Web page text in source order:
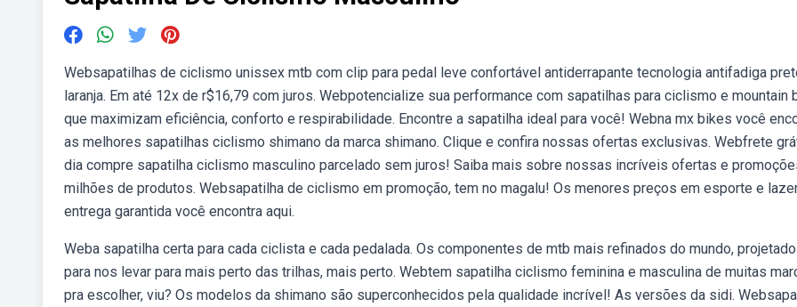
Websapatilhas de ciclismo unissex mtb com clip para pedal leve confortável antiderrapante tecnologia antifadiga
laranja. Em até 12x de r$16,79 com juros. Webpotencialize sua performance com sapatilhas para ciclismo e mountain
que maximizam eficiência, conforto e respirabilidade. Encontre a sapatilha ideal para você! Webna mx bikes você
as melhores sapatilhas ciclismo shimano da marca shimano. Clique e confira nossas ofertas exclusivas. Webfrete
dia compre sapatilha ciclismo masculino parcelado sem juros! Saiba mais sobre nossas incríveis ofertas e
milhões de produtos. Websapatilha de ciclismo em promoção, tem no magalu! Os menores preços em esporte e
entrega garantida você encontra aqui.
Weba sapatilha certa para cada ciclista e cada pedalada. Os componentes de mtb mais refinados do mundo,
para nos levar para mais perto das trilhas, mais perto. Webtem sapatilha ciclismo feminina e masculina de muitas
pra escolher, viu? Os modelos da shimano são superconhecidos pela qualidade incrível! As versões da sidi.